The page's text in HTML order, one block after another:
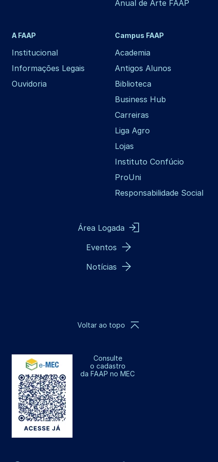
Anual de Arte FAAP
A FAAP
Institucional
Informações Legais
Ouvidoria
Campus FAAP
Academia
Antigos Alunos
Biblioteca
Business Hub
Carreiras
Liga Agro
Lojas
Instituto Confúcio
ProUni
Responsabilidade Social
Área Logada
Eventos
Notícias
Consulte
o cadastro
da FAAP no MEC
Voltar ao topo